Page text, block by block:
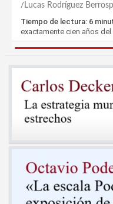
Lucas Rodríguez
Tiempo de lectura: 6
exactamente cien años del